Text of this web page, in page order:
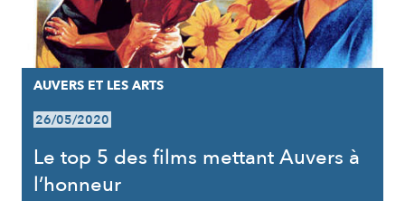
AUVERS ET LES ARTS
26/05/2020
Le top 5 des films mettant Auvers à
l’honneur